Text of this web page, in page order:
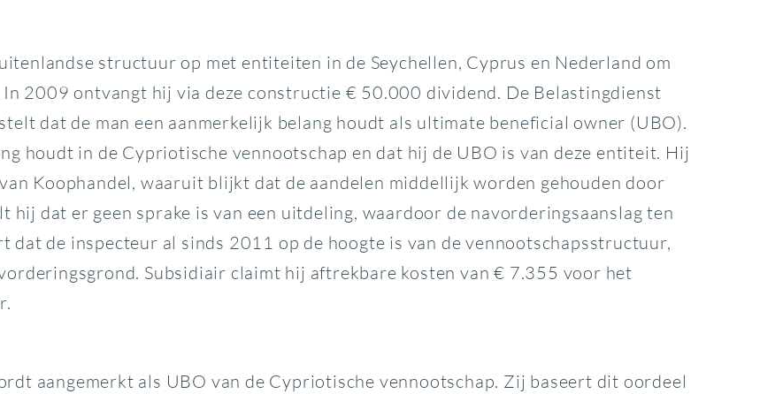
structuur op met entiteiten in de Seychellen, Cyprus en Nederland om
2009 ontvangt hij via deze constructie € 50.000 dividend. De Belastingdienst
dat de man een aanmerkelijk belang houdt als ultimate beneficial owner (UBO).
houdt in de Cypriotische vennootschap en dat hij de UBO is van deze entiteit. Hij
Koophandel, waaruit blijkt dat de aandelen middellijk worden gehouden door
hij dat er geen sprake is van een uitdeling, waardoor de navorderingsaanslag ten
de inspecteur al sinds 2011 op de hoogte is van de vennootschapsstructuur,
Subsidiair claimt hij aftrekbare kosten van € 7.355 voor het
aangemerkt als UBO van de Cypriotische vennootschap. Zij baseert dit oordeel